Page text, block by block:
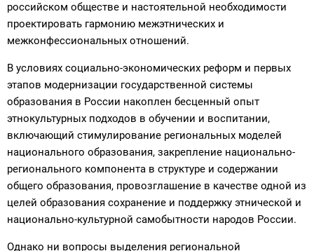
российском обществе и настоятельной необходимости
проектировать гармонию межэтнических и
межконфессиональных отношений.
В условиях социально-экономических реформ и первых
этапов модернизации государственной системы
образования в России накоплен бесценный опыт
этнокультурных подходов в обучении и воспитании,
включающий стимулирование региональных моделей
национального образования, закрепление национально-
регионального компонента в структуре и содержании
общего образования, провозглашение в качестве одной из
целей образования сохранение и поддержку этнической и
национально-культурной самобытности народов России.
Однако ни вопросы выделения региональной